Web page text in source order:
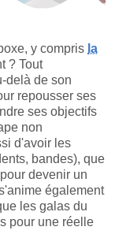
y compris la
? Tout
delà de son
repousser ses
ses objectifs
non
d'avoir les
bandes), que
devenir un
également
les galas du
pour une réelle